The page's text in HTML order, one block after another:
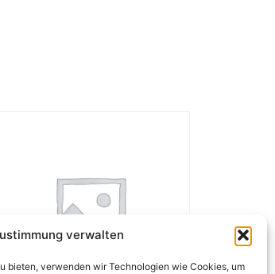
verwalten
bieten, verwenden wir Technologien wie Cookies, um